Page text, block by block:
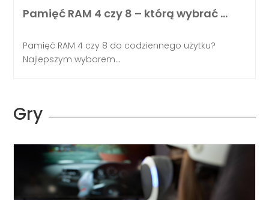
Pamięć RAM 4 czy 8 – którą wybrać …
Pamięć RAM 4 czy 8 do codziennego użytku?
Najlepszym wyborem...
Gry